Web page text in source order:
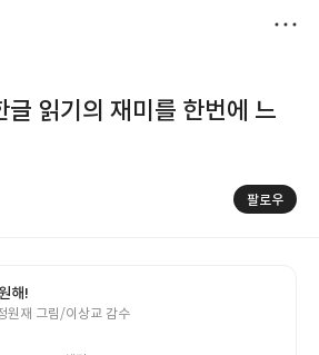
글 읽기의 재미를 한번에 느
팔로우
해!
원재 그림/이상교 감수